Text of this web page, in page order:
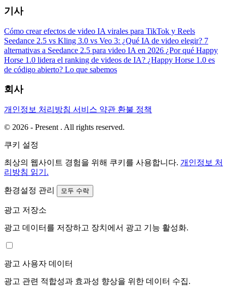
기사
Cómo crear efectos de video IA virales para TikTok y Reels
Seedance 2.5 vs Kling 3.0 vs Veo 3: ¿Qué IA de video elegir? 7
alternativas a Seedance 2.5 para video IA en 2026 ¿Por qué Happy
Horse 1.0 lidera el ranking de videos de IA? ¿Happy Horse 1.0 es
de código abierto? Lo que sabemos
회사
개인정보 처리방침 서비스 약관 환불 정책
© 2026 - Present . All rights reserved.
쿠키 설정
최상의 웹사이트 경험을 위해 쿠키를 사용합니다. 개인정보 처
리방침 읽기.
환경설정 관리 모두 수락
광고 저장소
광고 데이터를 저장하고 장치에서 광고 기능 활성화.
광고 사용자 데이터
광고 관련 적합성과 효과성 향상을 위한 데이터 수집.